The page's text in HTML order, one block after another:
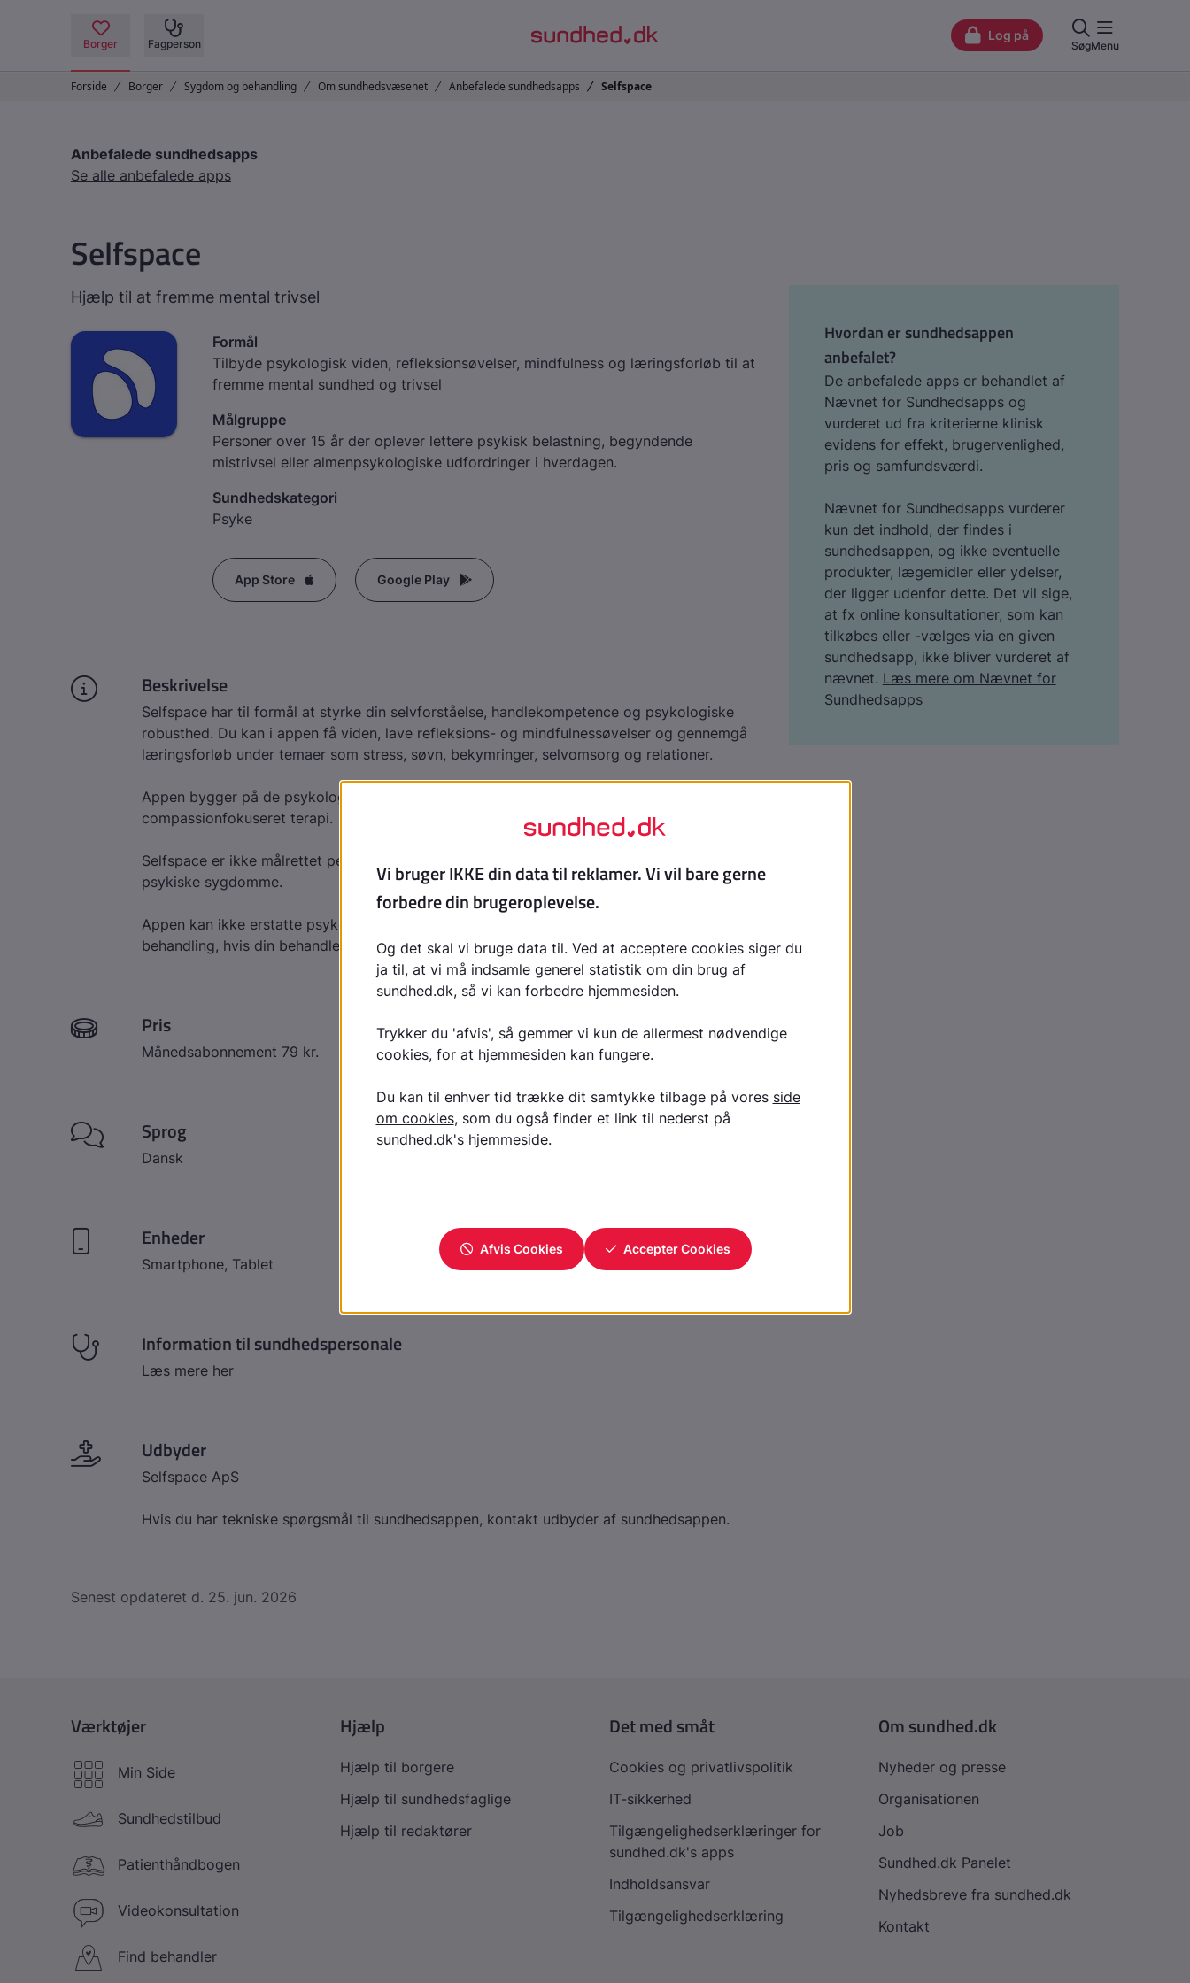
Anbefalede sundhedsapps
Se alle anbefalede apps
Selfspace
Hjælp til at fremme mental trivsel
Formål
Tilbyde psykologisk viden, refleksionsøvelser, mindfulness og læringsforløb til at
fremme mental sundhed og trivsel
Målgruppe
Personer over 15 år der oplever lettere psykisk belastning, begyndende
mistrivsel eller almenpsykologiske udfordringer i hverdagen.
Sundhedskategori
Psyke
App Store Google Play
Beskrivelse
Selfspace har til formål at styrke din selvforståelse, handlekompetence og psykologiske
robusthed. Du kan i appen få viden, lave refleksions- og mindfulnessøvelser og gennemgå
læringsforløb under temaer som stress, søvn, bekymringer, selvomsorg og relationer.
Appen bygger på de psykologiske metoder kognitiv adfærdsterapi, metakognitiv terapi og
compassionfokuseret terapi.
Selfspace er ikke målrettet personer med kliniske angstlidelser eller andre diagnosticerede
psykiske sygdomme.
Appen kan ikke erstatte psykologhjælp, men den kan anvendes som et supplement til
behandling, hvis din behandler vurderer, at dette er relevant.
Pris
Månedsabonnement 79 kr.
Sprog
Dansk
Enheder
Smartphone, Tablet
Information til sundhedspersonale
Læs mere her
Udbyder
Selfspace ApS
Hvis du har tekniske spørgsmål til sundhedsappen, kontakt udbyder af sundhedsappen.
Senest opdateret d. 25. jun. 2026
Hvordan er sundhedsappen
anbefalet?
De anbefalede apps er behandlet af
Nævnet for Sundhedsapps og
vurderet ud fra kriterierne klinisk
evidens for effekt, brugervenlighed,
pris og samfundsværdi.
Nævnet for Sundhedsapps vurderer
kun det indhold, der findes i
sundhedsappen, og ikke eventuelle
produkter, lægemidler eller ydelser,
der ligger udenfor dette. Det vil sige,
at fx online konsultationer, som kan
tilkøbes eller -vælges via en given
sundhedsapp, ikke bliver vurderet af
nævnet. Læs mere om Nævnet for
Sundhedsapps